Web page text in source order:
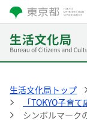
生活文化局トップ
「TOKYO子育
シンボルマーク